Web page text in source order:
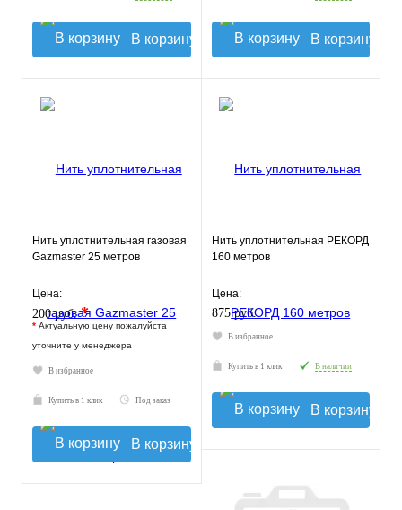
В корзину В корзину
Нить уплотнительная газовая
Gazmaster 25 метров
Цена:
200 руб.*
* Актуальную цену пожалуйста
уточните у менеджера
В избранное
Купить в 1 клик Под заказ
В корзину
Нить уплотнительная РЕКОРД
160 метров
Цена:
875 руб.
В избранное
Купить в 1 клик В наличии
В корзину